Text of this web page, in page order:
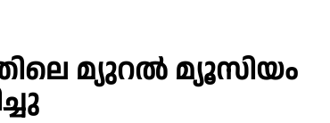
മ്യുറൽ മ്യൂസിയം